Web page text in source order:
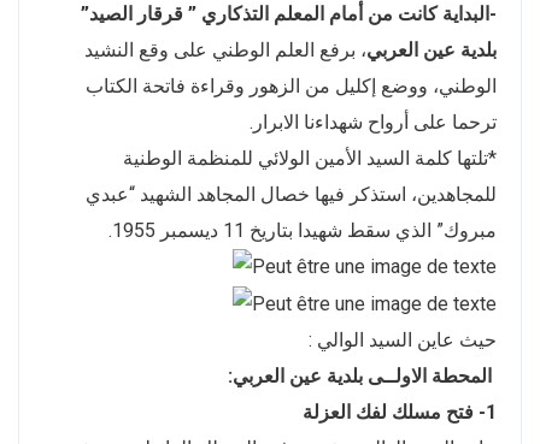
-البداية كانت من أمام المعلم التذكاري ” قرقار الصيد”
بلدية عين العربي، برفع العلم الوطني على وقع النشيد
الوطني، ووضع إكليل من الزهور وقراءة فاتحة الكتاب
ترحما على أرواح شهداءنا الابرار.
*تلتها كلمة السيد الأمين الولائي للمنظمة الوطنية
للمجاهدين، استذكر فيها خصال المجاهد الشهيد “عبدي
مبروك” الذي سقط شهيدا بتاريخ 11 ديسمبر 1955.
حيث عاين السيد الوالي :
المحطة الاولــى بلدية عين العربي:
1- فتح مسلك لفك العزلة